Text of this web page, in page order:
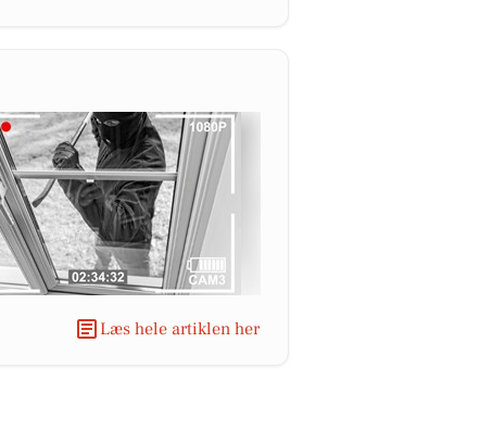
Læs hele artiklen her